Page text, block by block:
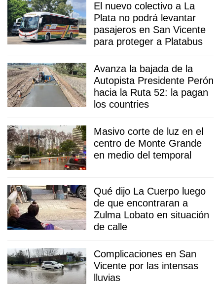
El nuevo colectivo a La
Plata no podrá levantar
pasajeros en San Vicente
para proteger a Platabus
Avanza la bajada de la
Autopista Presidente Perón
hacia la Ruta 52: la pagan
los countries
Masivo corte de luz en el
centro de Monte Grande
en medio del temporal
Qué dijo La Cuerpo luego
de que encontraran a
Zulma Lobato en situación
de calle
Complicaciones en San
Vicente por las intensas
lluvias